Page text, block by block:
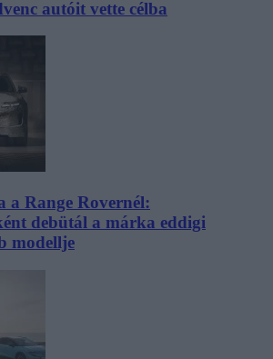
autóit vette célba
a Range Rovernél:
debütál a márka eddigi
modellje